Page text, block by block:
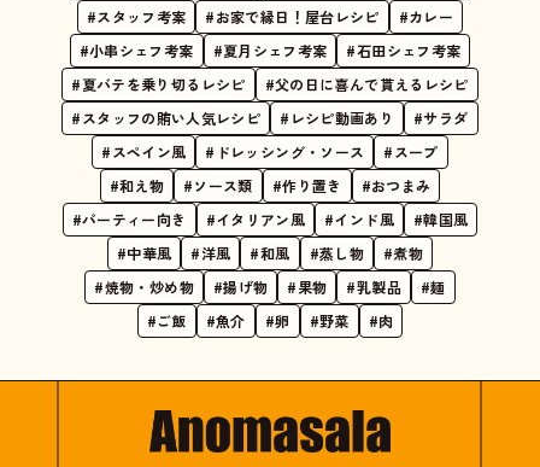
#スタッフ考案
#お家で縁日！屋台レシピ
#カレー
#小串シェフ考案
#夏月シェフ考案
#石田シェフ考案
#夏バテを乗り切るレシピ
#父の日に喜んで貰えるレシピ
#スタッフの賄い人気レシピ
#レシピ動画あり
#サラダ
#スペイン風
#ドレッシング・ソース
#スープ
#和え物
#ソース類 #作り置き
#おつまみ
#パーティー向き
#イタリアン風 #インド風
#韓国風
#中華風
#洋風 #和風 #蒸し物
#煮物
#焼物・炒め物
#揚げ物 #果物 #乳製品
#麺
#ご飯
#魚介 #卵 #野菜 #肉